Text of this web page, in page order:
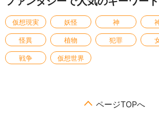
仮想現実 妖怪 神
怪異 植物 犯罪
戦争 仮想世界
ページTOPへ